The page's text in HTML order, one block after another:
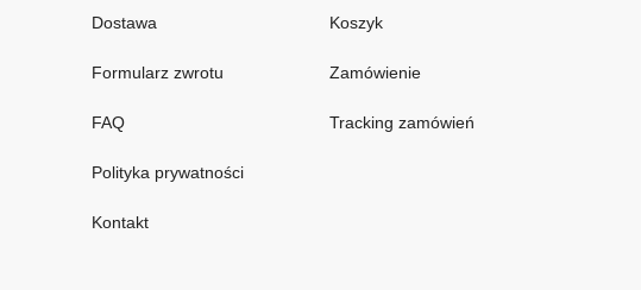
Dostawa
Formularz zwrotu
FAQ
Polityka prywatności
Kontakt
Koszyk
Zamówienie
Tracking zamówień